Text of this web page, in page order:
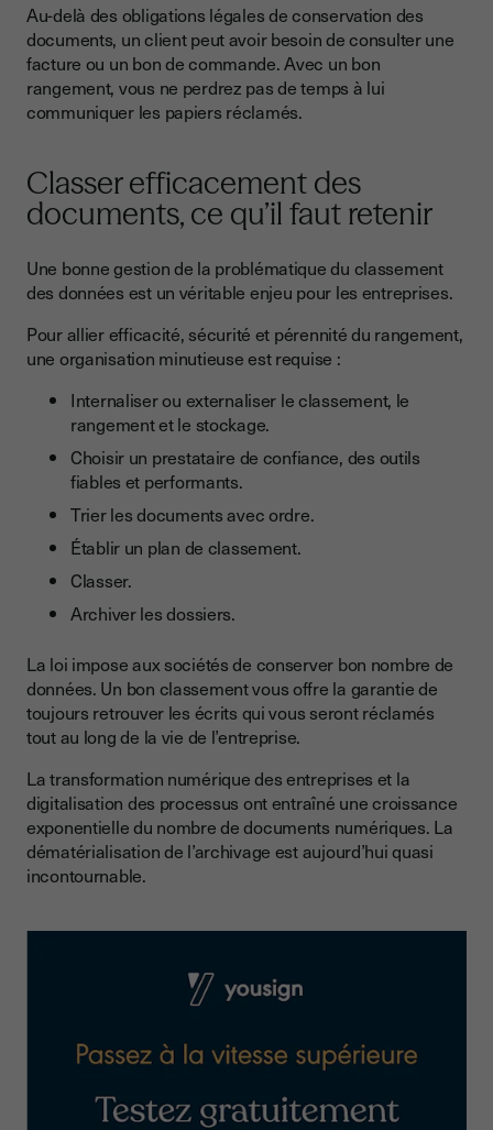
Au-delà des obligations légales de conservation des
documents, un client peut avoir besoin de consulter une
facture ou un bon de commande. Avec un bon
rangement, vous ne perdrez pas de temps à lui
communiquer les papiers réclamés.
Classer efficacement des
documents, ce qu’il faut retenir
Une bonne gestion de la problématique du classement
des données est un véritable enjeu pour les entreprises.
Pour allier efficacité, sécurité et pérennité du rangement,
une organisation minutieuse est requise :
Internaliser ou externaliser le classement, le
rangement et le stockage.
Choisir un prestataire de confiance, des outils
fiables et performants.
Trier les documents avec ordre.
Établir un plan de classement.
Classer.
Archiver les dossiers.
La loi impose aux sociétés de conserver bon nombre de
données. Un bon classement vous offre la garantie de
toujours retrouver les écrits qui vous seront réclamés
tout au long de la vie de l’entreprise.
La transformation numérique des entreprises et la
digitalisation des processus ont entraîné une croissance
exponentielle du nombre de documents numériques. La
dématérialisation de l’archivage est aujourd’hui quasi
incontournable.